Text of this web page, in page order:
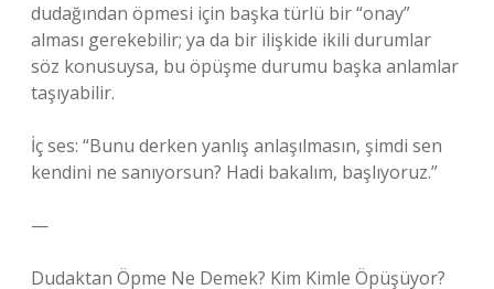
dudağından öpmesi için başka türlü bir “onay”
alması gerekebilir; ya da bir ilişkide ikili durumlar
söz konusuysa, bu öpüşme durumu başka anlamlar
taşıyabilir.
İç ses: “Bunu derken yanlış anlaşılmasın, şimdi sen
kendini ne sanıyorsun? Hadi bakalım, başlıyoruz.”
—
Dudaktan Öpme Ne Demek? Kim Kimle Öpüşüyor?